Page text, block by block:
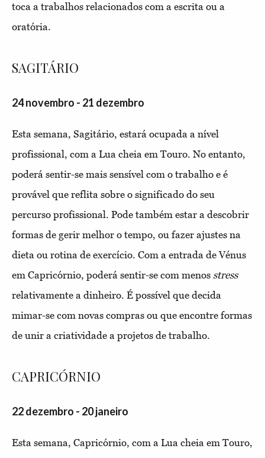
toca a trabalhos relacionados com a escrita ou a
oratória.
SAGITÁRIO
24 novembro - 21 dezembro
Esta semana, Sagitário, estará ocupada a nível
profissional, com a Lua cheia em Touro. No entanto,
poderá sentir-se mais sensível com o trabalho e é
provável que reflita sobre o significado do seu
percurso profissional. Pode também estar a descobrir
formas de gerir melhor o tempo, ou fazer ajustes na
dieta ou rotina de exercício. Com a entrada de Vénus
em Capricórnio, poderá sentir-se com menos stress
relativamente a dinheiro. É possível que decida
mimar-se com novas compras ou que encontre formas
de unir a criatividade a projetos de trabalho.
CAPRICÓRNIO
22 dezembro - 20 janeiro
Esta semana, Capricórnio, com a Lua cheia em Touro,